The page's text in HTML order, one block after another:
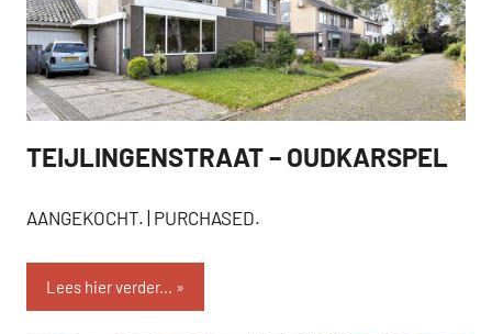
AANGEKOCHT
TEIJLINGENSTRAAT – OUDKARSPEL
AANGEKOCHT. | PURCHASED.
Lees hier verder...